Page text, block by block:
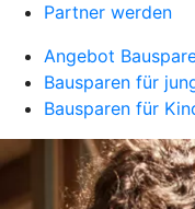
Partner werden
Angebot
Bausparen für
Bausparen für